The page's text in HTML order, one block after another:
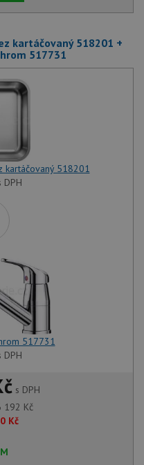
kartáčovaný 518201 +
517731
kartáčovaný 518201
517731
s DPH
192 Kč
Kč